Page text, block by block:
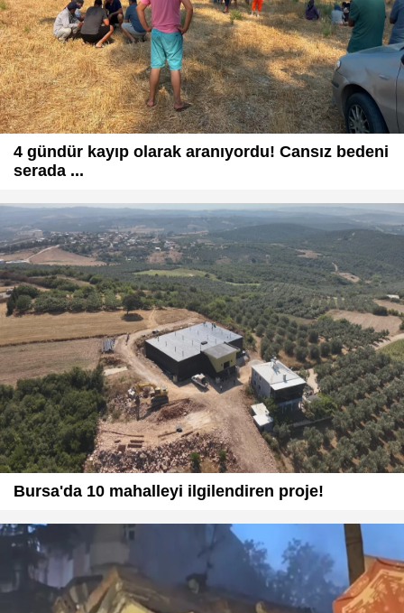
4 gündür kayıp olarak aranıyordu! Cansız bedeni
serada ...
Bursa'da 10 mahalleyi ilgilendiren proje!